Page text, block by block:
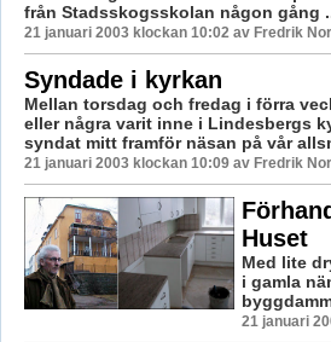
från Stadsskogsskolan någon gång
21 januari 2003 klockan 10:02 av Fredrik
Syndade i kyrkan
Mellan torsdag och fredag i förra
eller några varit inne i Lindesbergs
syndat mitt framför näsan på vår
21 januari 2003 klockan 10:09 av Fredrik
Huset
Med lite
i gamla
21 januari